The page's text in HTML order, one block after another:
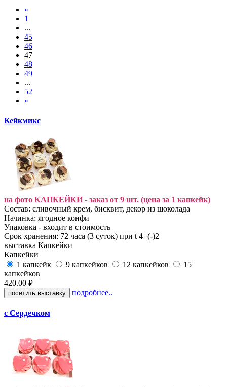
«
1
...
45
46
47
48
49
...
52
»
Кейкмикс
на фото КАПКЕЙКИ - заказ от 9 шт. (цена за 1 капкейк)
Состав: сливочный крем, бисквит, декор из шоколада
Начинка: ягодное конфи
Упаковка - входит в стоимость
Срок хранения: 72 часа (3 суток) при t 4+(-)2
выставка Капкейки
Капкейки
1 капкейк
9 капкейков 12 капкейков
15
капкейков
420.00 руб.
посетить выставку подробнее..
с Сердечком